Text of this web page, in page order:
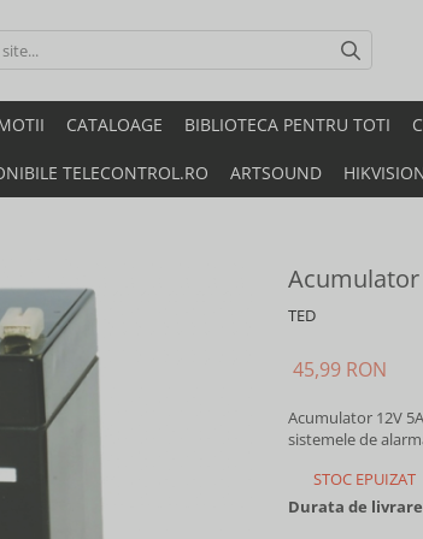
CATALOAGE BIBLIOTECA PENTRU TOTI
TELECONTROL.RO ARTSOUND
Acumulator
TED
45,99 RON
Acumulator 12V
sistemele de
STOC EPUIZAT
Durata de